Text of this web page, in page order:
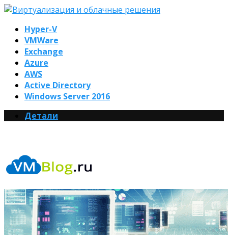
Hyper-V
VMWare
Exchange
Azure
AWS
Active Directory
Windows Server 2016
Детали